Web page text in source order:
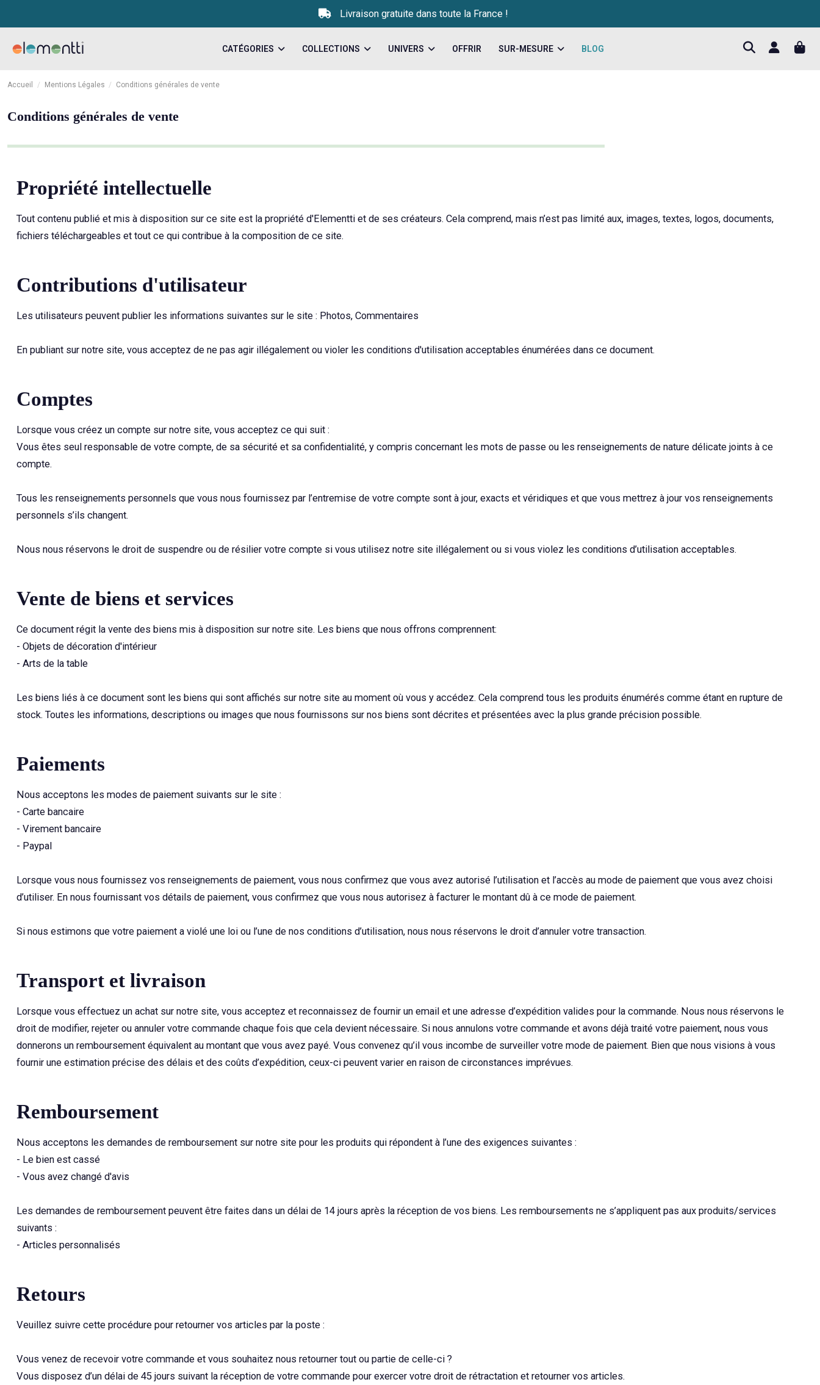
Livraison gratuite dans toute la France !
CATÉGORIES COLLECTIONS UNIVERS OFFRIR SUR-MESURE BLOG
Accueil Mentions Légales Conditions générales de vente
Conditions générales de vente
Propriété intellectuelle
Tout contenu publié et mis à disposition sur ce site est la propriété d'Elementti et de ses créateurs. Cela comprend, mais n’est pas limité aux, images, textes, logos, documents,
fichiers téléchargeables et tout ce qui contribue à la composition de ce site.
Contributions d'utilisateur
Les utilisateurs peuvent publier les informations suivantes sur le site : Photos, Commentaires
En publiant sur notre site, vous acceptez de ne pas agir illégalement ou violer les conditions d'utilisation acceptables énumérées dans ce document.
Comptes
Lorsque vous créez un compte sur notre site, vous acceptez ce qui suit :
Vous êtes seul responsable de votre compte, de sa sécurité et sa confidentialité, y compris concernant les mots de passe ou les renseignements de nature délicate joints à ce
compte.
Tous les renseignements personnels que vous nous fournissez par l’entremise de votre compte sont à jour, exacts et véridiques et que vous mettrez à jour vos renseignements
personnels s’ils changent.
Nous nous réservons le droit de suspendre ou de résilier votre compte si vous utilisez notre site illégalement ou si vous violez les conditions d’utilisation acceptables.
Vente de biens et services
Ce document régit la vente des biens mis à disposition sur notre site. Les biens que nous offrons comprennent:
- Objets de décoration d'intérieur
- Arts de la table
Les biens liés à ce document sont les biens qui sont affichés sur notre site au moment où vous y accédez. Cela comprend tous les produits énumérés comme étant en rupture de
stock. Toutes les informations, descriptions ou images que nous fournissons sur nos biens sont décrites et présentées avec la plus grande précision possible.
Paiements
Nous acceptons les modes de paiement suivants sur le site :
- Carte bancaire
- Virement bancaire
- Paypal
Lorsque vous nous fournissez vos renseignements de paiement, vous nous confirmez que vous avez autorisé l’utilisation et l’accès au mode de paiement que vous avez choisi
d’utiliser. En nous fournissant vos détails de paiement, vous confirmez que vous nous autorisez à facturer le montant dû à ce mode de paiement.
Si nous estimons que votre paiement a violé une loi ou l’une de nos conditions d’utilisation, nous nous réservons le droit d’annuler votre transaction.
Transport et livraison
Lorsque vous effectuez un achat sur notre site, vous acceptez et reconnaissez de fournir un email et une adresse d’expédition valides pour la commande. Nous nous réservons le
droit de modifier, rejeter ou annuler votre commande chaque fois que cela devient nécessaire. Si nous annulons votre commande et avons déjà traité votre paiement, nous vous
donnerons un remboursement équivalent au montant que vous avez payé. Vous convenez qu’il vous incombe de surveiller votre mode de paiement. Bien que nous visions à vous
fournir une estimation précise des délais et des coûts d’expédition, ceux-ci peuvent varier en raison de circonstances imprévues.
Remboursement
Nous acceptons les demandes de remboursement sur notre site pour les produits qui répondent à l’une des exigences suivantes :
- Le bien est cassé
- Vous avez changé d'avis
Les demandes de remboursement peuvent être faites dans un délai de 14 jours après la réception de vos biens. Les remboursements ne s’appliquent pas aux produits/services
suivants :
- Articles personnalisés
Retours
Veuillez suivre cette procédure pour retourner vos articles par la poste :
Vous venez de recevoir votre commande et vous souhaitez nous retourner tout ou partie de celle-ci ?
Vous disposez d’un délai de 45 jours suivant la réception de votre commande pour exercer votre droit de rétractation et retourner vos articles.